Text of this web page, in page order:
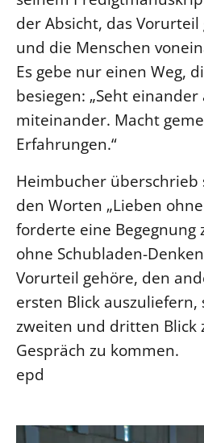
der Absicht, das
und die Menschen
Es gebe nur einen Weg,
besiegen: „Seht
miteinander. Macht
Erfahrungen.“
Heimbucher überschrieb
den Worten „Lieben
forderte eine Begegnung
ohne Schubladen-
Vorurteil gehöre, den
ersten Blick
zweiten und dritten Blick
Gespräch zu kommen.
epd